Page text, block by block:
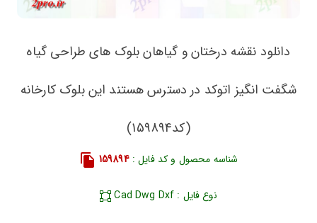
دانلود نقشه درختان و گیاهان بلوک های طراحی گیاه
شگفت انگیز اتوکد در دسترس هستند این بلوک کارخانه
(کد159894)
شناسه محصول و کد فایل :159894
نوع فایل : Cad Dwg Dxf